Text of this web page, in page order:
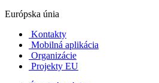
Európska únia
Kontakty
Mobilná aplikácia
Organizácie
Projekty EU